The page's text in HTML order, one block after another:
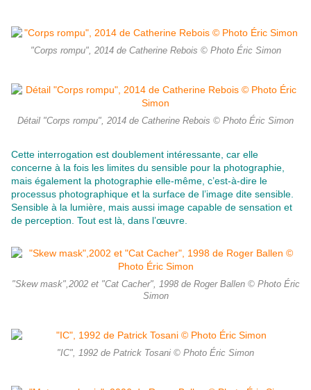
"Corps rompu", 2014 de Catherine Rebois © Photo Éric Simon
Détail "Corps rompu", 2014 de Catherine Rebois © Photo Éric Simon
Cette interrogation est doublement intéressante, car elle
concerne à la fois les limites du sensible pour la photographie,
mais également la photographie elle-même, c’est-à-dire le
processus photographique et la surface de l’image dite sensible.
Sensible à la lumière, mais aussi image capable de sensation et
de perception. Tout est là, dans l’œuvre.
"Skew mask",2002 et "Cat Cacher", 1998 de Roger Ballen © Photo Éric
Simon
"IC", 1992 de Patrick Tosani © Photo Éric Simon